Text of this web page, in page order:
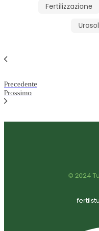
Fertilizzazione
Precedente
Prossimo
© 2024